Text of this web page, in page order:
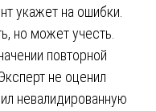
укажет на ошибки.
но может учесть.
повторной
не оценил
невалидированную